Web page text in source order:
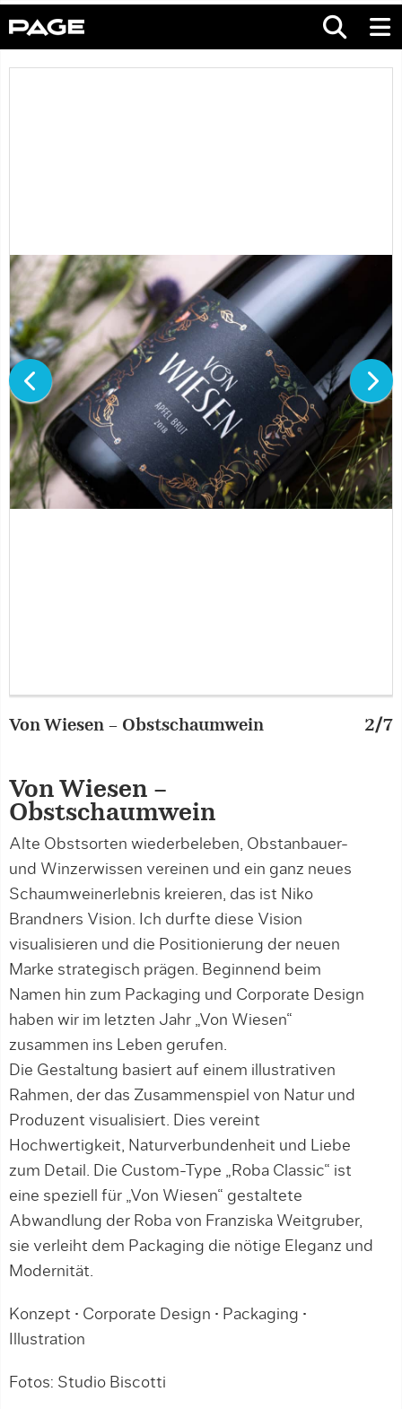
Von Wiesen – Obstschaumwein 2/7
Von Wiesen –
Obstschaumwein
Alte Obstsorten wiederbeleben, Obstanbauer-
und Winzerwissen vereinen und ein ganz neues
Schaumweinerlebnis kreieren, das ist Niko
Brandners Vision. Ich durfte diese Vision
visualisieren und die Positionierung der neuen
Marke strategisch prägen. Beginnend beim
Namen hin zum Packaging und Corporate Design
haben wir im letzten Jahr „Von Wiesen“
zusammen ins Leben gerufen.
Die Gestaltung basiert auf einem illustrativen
Rahmen, der das Zusammenspiel von Natur und
Produzent visualisiert. Dies vereint
Hochwertigkeit, Naturverbundenheit und Liebe
zum Detail. Die Custom-Type „Roba Classic“ ist
eine speziell für „Von Wiesen“ gestaltete
Abwandlung der Roba von Franziska Weitgruber,
sie verleiht dem Packaging die nötige Eleganz und
Modernität.
Konzept • Corporate Design • Packaging •
Illustration
Fotos: Studio Biscotti